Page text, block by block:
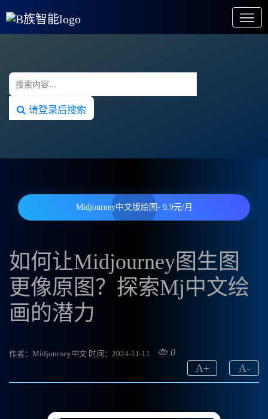
请登录后搜索
Midjourney中文版绘图- 9.9元/月
如何让Midjourney图生图
更像原图？探索Mj中文绘
画的潜力
作者：Midjourney中文 时间：2024-11-11 0
A-
A+